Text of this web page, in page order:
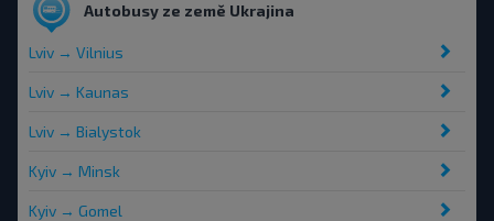
Autobusy ze země Ukrajina
Lviv → Vilnius
Lviv → Kaunas
Lviv → Bialystok
Kyiv → Minsk
Kyiv → Gomel